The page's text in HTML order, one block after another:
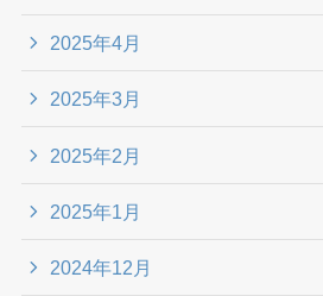
2025年4月
2025年3月
2025年2月
2025年1月
2024年12月